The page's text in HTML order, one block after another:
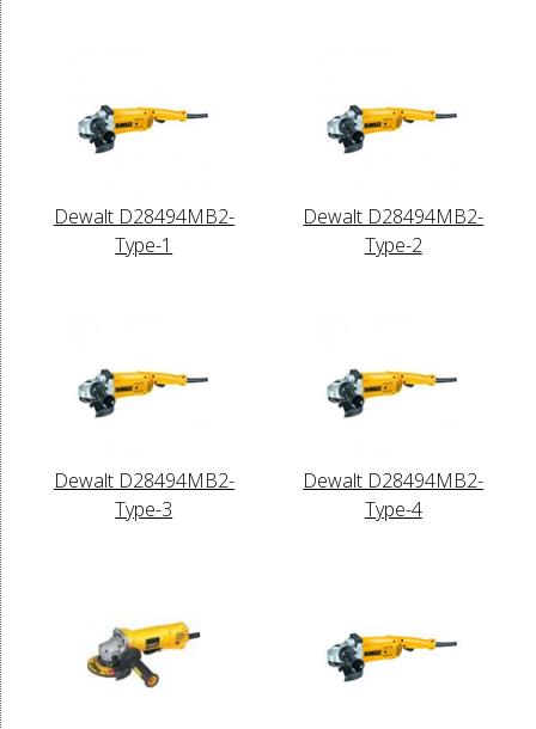
Dewalt D28494MB2-
Type-1
Dewalt D28494MB2-
Type-2
Dewalt D28494MB2-
Type-3
Dewalt D28494MB2-
Type-4